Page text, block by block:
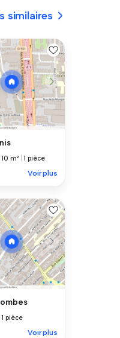
similaires
|10 m² |1 pièce
Voir plus
|1 pièce
Voir plus